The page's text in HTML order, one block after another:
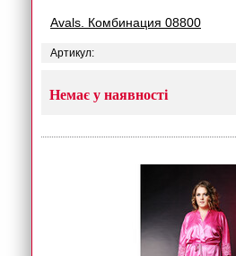
Avals. Комбинация 08800
Артикул:
Немає у наявності